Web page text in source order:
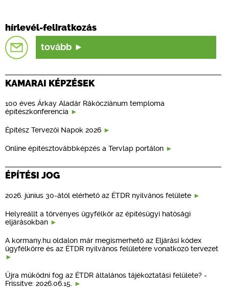
hírlevél-feliratkozás
tovább
KAMARAI KÉPZÉSEK
100 éves Árkay Aladár Rákócziánum temploma
építészkonferencia
Építész Tervezői Napok 2026
Online építésztovábbképzés a Tervlap portálon
ÉPÍTÉSI JOG
2026. június 30-ától elérhető az ÉTDR nyilvános felülete
Helyreállt a törvényes ügyfélkör az építésügyi hatósági
eljárásokban
A kormany.hu oldalon már megismerhető az Eljárási kódex
ügyfélkörre és az ÉTDR nyilvános felületére vonatkozó tervezet
Újra működni fog az ÉTDR általános tájékoztatási felülete? -
Frissítve: 2026.06.15.